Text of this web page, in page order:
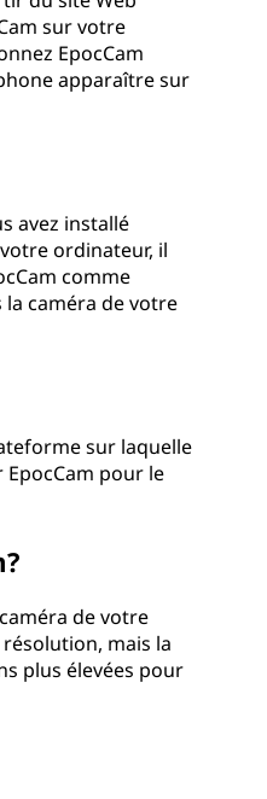
sur votre
EpocCam
apparaître sur
avez installé
ordinateur, il
comme
la caméra de votre
sur laquelle
pour le
de votre
mais la
plus élevées pour